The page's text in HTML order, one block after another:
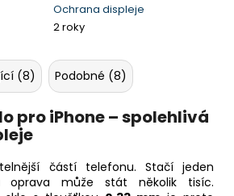
Ochrana displeje
2 roky
(8) Podobné (8)
pro iPhone – spolehlivá
částí telefonu. Stačí jeden
oprava může stát několik tisíc.